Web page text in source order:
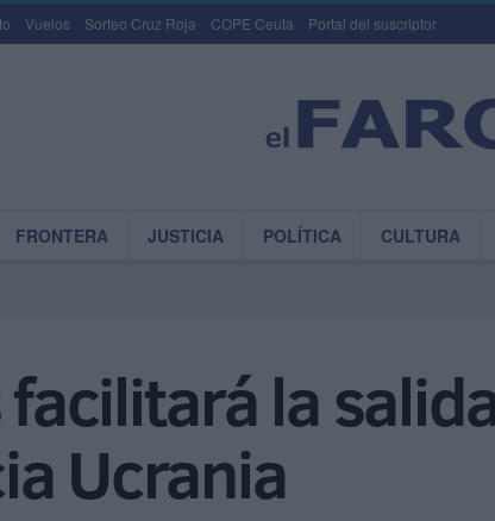
Vuelos Sorteo Cruz Roja COPE Ceuta Portal del suscriptor
FRONTERA JUSTICIA POLÍTICA CULTURA
la
Ucrania